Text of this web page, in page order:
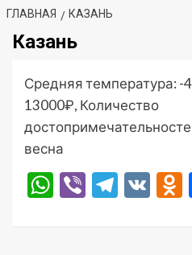
ГЛАВНАЯ КАЗАНЬ
Казань
Средняя температура: -
13000₽, Количество
весна
WhatsApp
Viber VK